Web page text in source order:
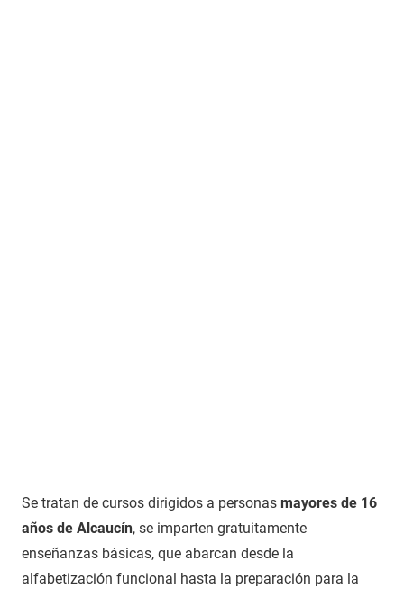
Se tratan de cursos dirigidos a personas mayores de 16
años de Alcaucín, se imparten gratuitamente
enseñanzas básicas, que abarcan desde la
alfabetización funcional hasta la preparación para la